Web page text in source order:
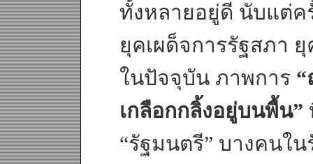
ทั้งหลายอยู่ดี นับแต่ค
ยุคเผด็จการรัฐสภา
ในปัจจุบัน ภาพการ
เกลือกกลิ้งอยู่บนพื้น”
“รัฐมนตรี” บางคนใ